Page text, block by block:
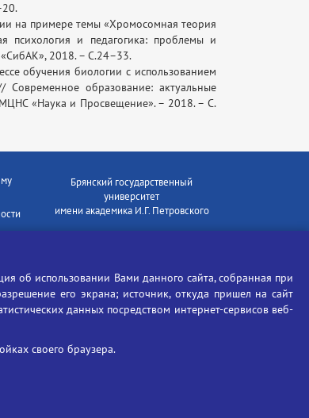
на примере темы «Хромосомная теория
психология и педагогика: проблемы и
2018. – С.24–33.
обучения биологии с использованием
образование: актуальные
«Наука и Просвещение». – 2018. – С.
Брянский государственный
университет
имени академика И.Г. Петровского
Телефон: +7(4832)58-90-85
об использовании Вами данного сайта, собранная при
его экрана; источник, откуда пришел на сайт
данных посредством интернет-сервисов веб-
своего браузера.